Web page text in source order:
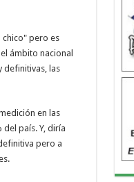
chico" pero es
ámbito nacional
definitivas, las
en las
país. Y, diría
pero a